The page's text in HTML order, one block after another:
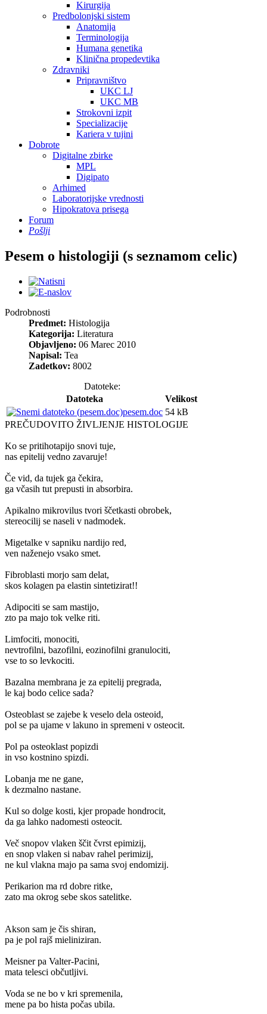
Kirurgija
Predbolonjski sistem
Anatomija
Terminologija
Humana genetika
Klinična propedevtika
Zdravniki
Pripravništvo
UKC LJ
UKC MB
Strokovni izpit
Specializacije
Kariera v tujini
Dobrote
Digitalne zbirke
MPL
Digipato
Arhimed
Laboratorijske vrednosti
Hipokratova prisega
Forum
Pošlji
Pesem o histologiji (s seznamom celic)
Podrobnosti
Predmet: Histologija
Kategorija: Literatura
Objavljeno: 06 Marec 2010
Napisal: Tea
Zadetkov: 8002
Datoteke:
Datoteka
Velikost
pesem.doc 54 kB
PREČUDOVITO ŽIVLJENJE HISTOLOGIJE
Ko se pritihotapijo snovi tuje,
nas epitelij vedno zavaruje!
Če vid, da tujek ga čekira,
ga včasih tut prepusti in absorbira.
Apikalno mikrovilus tvori ščetkasti obrobek,
stereocilij se naseli v nadmodek.
Migetalke v sapniku nardijo red,
ven naženejo vsako smet.
Fibroblasti morjo sam delat,
skos kolagen pa elastin sintetizirat!!
Adipociti se sam mastijo,
zto pa majo tok velke riti.
Limfociti, monociti,
nevtrofilni, bazofilni, eozinofilni granulociti,
vse to so levkociti.
Bazalna membrana je za epitelij pregrada,
le kaj bodo celice sada?
Osteoblast se zajebe k veselo dela osteoid,
pol se pa ujame v lakuno in spremeni v osteocit.
Pol pa osteoklast popizdi
in vso kostnino spizdi.
Lobanja me ne gane,
k dezmalno nastane.
Kul so dolge kosti, kjer propade hondrocit,
da ga lahko nadomesti osteocit.
Več snopov vlaken ščit čvrst epimizij,
en snop vlaken si nabav rahel perimizij,
ne kul vlakna majo pa sama svoj endomizij.
Perikarion ma rd dobre ritke,
zato ma okrog sebe skos satelitke.
Akson sam je čis shiran,
pa je pol rajš mieliniziran.
Meisner pa Valter-Pacini,
mata telesci občutljivi.
Voda se ne bo v kri spremenila,
mene pa bo hista počas ubila.